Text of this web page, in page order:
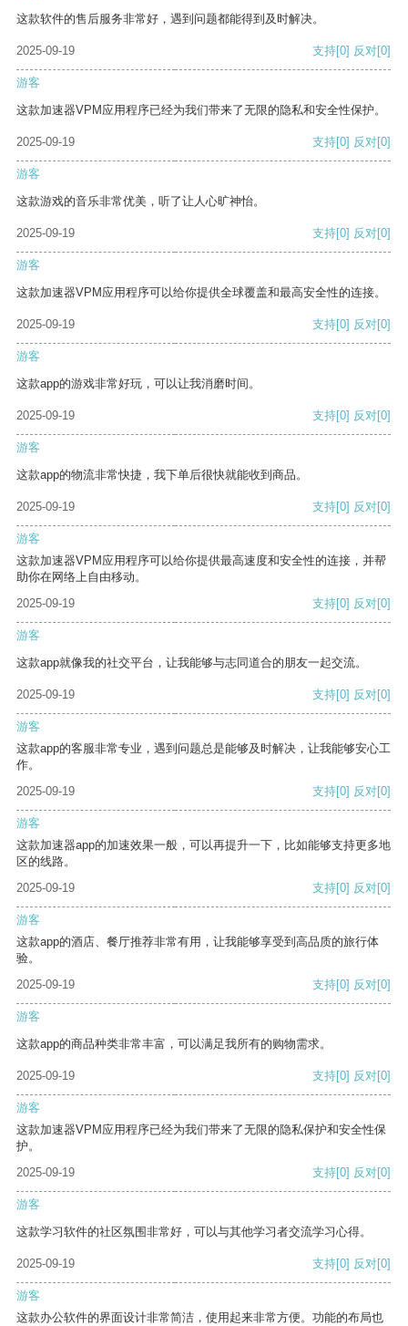
这款软件的售后服务非常好，遇到问题都能得到及时解决。
2025-09-19 支持[0] 反对[0]
游客
这款加速器VPM应用程序已经为我们带来了无限的隐私和安全性保护。
2025-09-19 支持[0] 反对[0]
游客
这款游戏的音乐非常优美，听了让人心旷神怡。
2025-09-19 支持[0] 反对[0]
游客
这款加速器VPM应用程序可以给你提供全球覆盖和最高安全性的连接。
2025-09-19 支持[0] 反对[0]
游客
这款app的游戏非常好玩，可以让我消磨时间。
2025-09-19 支持[0] 反对[0]
游客
这款app的物流非常快捷，我下单后很快就能收到商品。
2025-09-19 支持[0] 反对[0]
游客
这款加速器VPM应用程序可以给你提供最高速度和安全性的连接，并帮
助你在网络上自由移动。
2025-09-19
支持[0] 反对[0]
游客
这款app就像我的社交平台，让我能够与志同道合的朋友一起交流。
2025-09-19 支持[0] 反对[0]
游客
这款app的客服非常专业，遇到问题总是能够及时解决，让我能够安心工
作。
2025-09-19
支持[0] 反对[0]
游客
这款加速器app的加速效果一般，可以再提升一下，比如能够支持更多地
区的线路。
2025-09-19
支持[0] 反对[0]
游客
这款app的酒店、餐厅推荐非常有用，让我能够享受到高品质的旅行体
验。
2025-09-19
支持[0] 反对[0]
游客
这款app的商品种类非常丰富，可以满足我所有的购物需求。
2025-09-19 支持[0] 反对[0]
游客
这款加速器VPM应用程序已经为我们带来了无限的隐私保护和安全性保
护。
2025-09-19
支持[0] 反对[0]
游客
这款学习软件的社区氛围非常好，可以与其他学习者交流学习心得。
2025-09-19 支持[0] 反对[0]
游客
这款办公软件的界面设计非常简洁，使用起来非常方便。功能的布局也